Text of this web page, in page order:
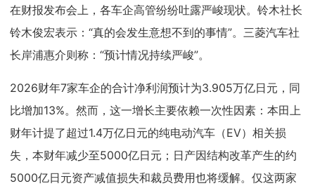
在财报发布会上，各车企高管纷纷吐露严峻现状。铃木社长
铃木俊宏表示：“真的会发生意想不到的事情”。三菱汽车社
长岸浦惠介则称：“预计情况持续严峻”。
2026财年7家车企的合计净利润预计为3.905万亿日元，同
比增加13%。然而，这一增长主要依赖一次性因素：本田上
财年计提了超过1.4万亿日元的纯电动汽车（EV）相关损
失，本财年减少至5000亿日元；日产因结构改革产生的约
5000亿日元资产减值损失和裁员费用也将缓解。仅这两家